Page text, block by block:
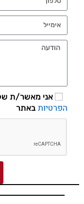
אני מאשר/ת
הפרטיות באתר